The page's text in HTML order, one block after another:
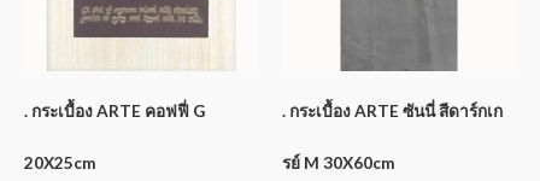
. กระเบื้อง ARTE คอฟฟี่ G
20X25cm
. กระเบื้อง ARTE ซันนี่ สีดาร์กเก
รย์ M 30X60cm